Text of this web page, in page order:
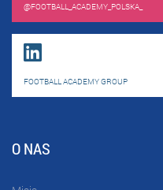
@FOOTBALL_ACADEMY_POLSKA_
FOOTBALL ACADEMY GROUP
O NAS